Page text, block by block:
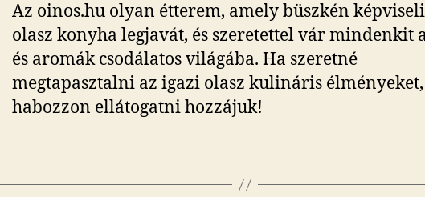
Az oinos.hu olyan étterem, amely büszkén
olasz konyha legjavát, és szeretettel vár mindenkit
és aromák csodálatos világába. Ha szeretné
megtapasztalni az igazi olasz kulináris
habozzon ellátogatni hozzájuk!